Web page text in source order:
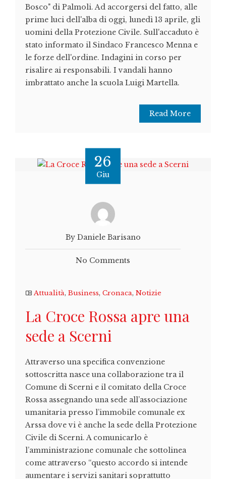
Bosco" di Palmoli. Ad accorgersi del fatto, alle
prime luci dell'alba di oggi, lunedì 13 aprile, gli
uomini della Protezione Civile. Sull'accaduto è
stato informato il Sindaco Francesco Menna e
le forze dell'ordine. Indagini in corso per
risalire ai responsabili. I vandali hanno
imbrattato anche la scuola Luigi Martella.
Read More
26
Giu
By Daniele Barisano
No Comments
Attualità, Business, Cronaca, Notizie
La Croce Rossa apre una
sede a Scerni
Attraverso una specifica convenzione
sottoscritta nasce una collaborazione tra il
Comune di Scerni e il comitato della Croce
Rossa assegnando una sede all’associazione
umanitaria presso l’immobile comunale ex
Arssa dove vi è anche la sede della Protezione
Civile di Scerni. A comunicarlo è
l’amministrazione comunale che sottolinea
come attraverso “questo accordo si intende
aumentare i servizi sanitari soprattutto